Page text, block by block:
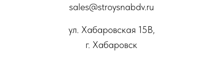
sales@stroysnabdv.ru
ул. Хабаровская 15В,
г. Хабаровск